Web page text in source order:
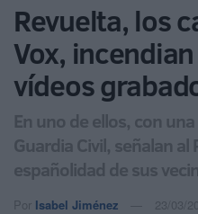
Revuelta, los
Vox,
vídeos
En uno de ellos, con
Guardia Civil, señalan
españolidad de sus
Por Isabel Jiménez 23/03/